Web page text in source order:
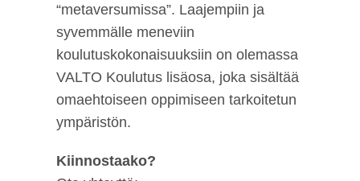
“metaversumissa”. Laajempiin ja
syvemmälle meneviin
koulutuskokonaisuuksiin on olemassa
VALTO Koulutus lisäosa, joka sisältää
omaehtoiseen oppimiseen tarkoitetun
ympäristön.
Kiinnostaako?